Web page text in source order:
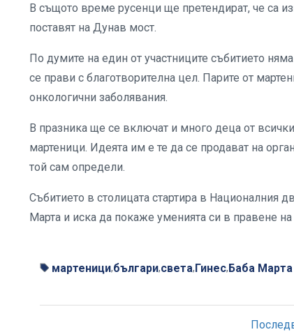
В същото време русенци ще претендират, че са
поставят на Дунав мост.
По думите на един от участниците събитието
се прави с благотворителна цел. Парите от
онкологични заболявания.
В празника ще се включат и много деца от
мартеници. Идеята им е те да се продават на
той сам определи.
Събитието в столицата стартира в Националния
Марта и иска да покаже уменията си в правене
мартеници,българи,света,Гинес,Баба Марта